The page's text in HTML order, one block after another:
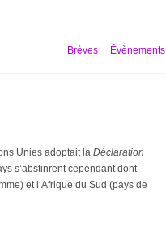
Brèves Évènements
Unies adoptait la Déclaration
s’abstinrent cependant dont
et l‘Afrique du Sud (pays de